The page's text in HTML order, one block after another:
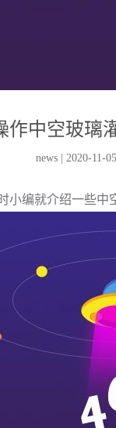
作中空玻璃
news | 2020-11-
编就介绍一些中